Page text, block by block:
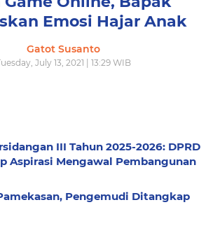
Emosi Hajar Anak
Gatot Susanto
July 13, 2021 | 13:29 WIB
III Tahun 2025-2026: DPRD
Aspirasi Mengawal Pembangunan
Pengemudi Ditangkap